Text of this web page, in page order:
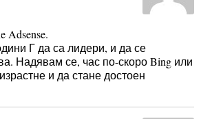
Adsense.
Г да са лидери, и да се
Надявам се, час по-скоро Bing или
и да стане достоен